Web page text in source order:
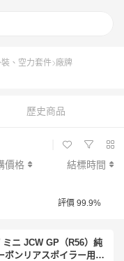
、空力套件 廠牌
歷史商品
價格 結標時間
評價 99.9%
ミニ JCW GP（R56）純
ボンリアスポイラー用